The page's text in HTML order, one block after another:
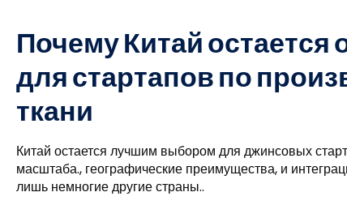
Почему Китай
для стартапов по
ткани
Китай остается лучшим выбором для джинсовых
масштаба., географические преимущества, и
лишь немногие другие страны..